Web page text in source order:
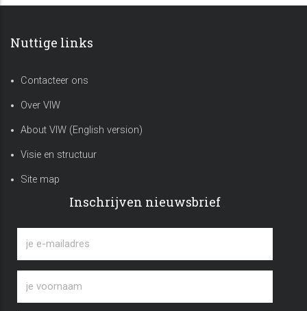
Nuttige links
Contacteer ons
Over VIW
About VIW (English version)
Visie en structuur
Site map
Inschrijven nieuwsbrief